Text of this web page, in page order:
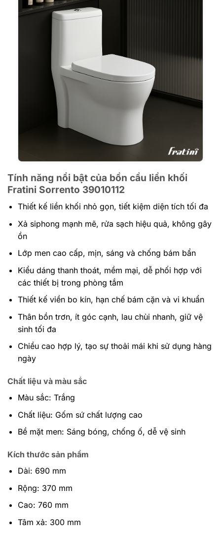
Tính năng nổi bật của bồn cầu liền khối
Fratini Sorrento 39010112
Thiết kế liền khối nhỏ gọn, tiết kiệm diện tích tối đa
Xả siphong mạnh mẽ, rửa sạch hiệu quả, không gây
ồn
Lớp men cao cấp, mịn, sáng và chống bám bẩn
Kiểu dáng thanh thoát, mềm mại, dễ phối hợp với
các thiết bị trong phòng tắm
Thiết kế viền bo kín, hạn chế bám cặn và vi khuẩn
Thân bồn trơn, ít góc cạnh, lau chùi nhanh, giữ vệ
sinh tối đa
Chiều cao hợp lý, tạo sự thoải mái khi sử dụng hàng
ngày
Chất liệu và màu sắc
Màu sắc: Trắng
Chất liệu: Gốm sứ chất lượng cao
Bề mặt men: Sáng bóng, chống ố, dễ vệ sinh
Kích thước sản phẩm
Dài: 690 mm
Rộng: 370 mm
Cao: 760 mm
Tâm xả: 300 mm